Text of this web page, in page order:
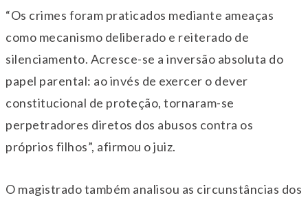
“Os crimes foram praticados mediante ameaças
como mecanismo deliberado e reiterado de
silenciamento. Acresce-se a inversão absoluta do
papel parental: ao invés de exercer o dever
constitucional de proteção, tornaram-se
perpetradores diretos dos abusos contra os
próprios filhos”, afirmou o juiz.
O magistrado também analisou as circunstâncias dos